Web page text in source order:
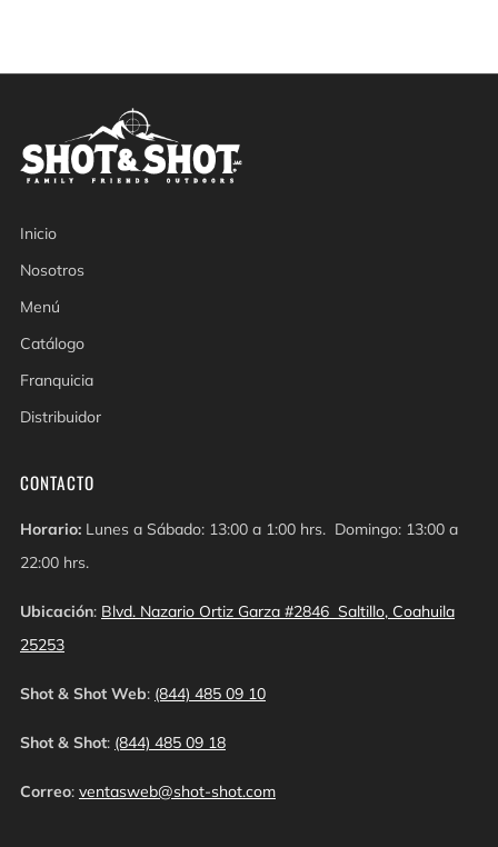
Inicio
Nosotros
Menú
Catálogo
Franquicia
Distribuidor
CONTACTO
Horario: Lunes a Sábado: 13:00 a 1:00 hrs. Domingo: 13:00 a
22:00 hrs.
Ubicación: Blvd. Nazario Ortiz Garza #2846 Saltillo, Coahuila
25253
Shot & Shot Web: (844) 485 09 10
Shot & Shot: (844) 485 09 18
Correo: ventasweb@shot-shot.com